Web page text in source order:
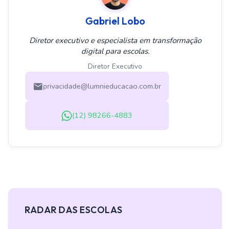
Gabriel Lobo
Diretor executivo e especialista em transformação
digital para escolas.
Diretor Executivo
privacidade@lumnieducacao.com.br
(12) 98266-4883
RADAR DAS ESCOLAS